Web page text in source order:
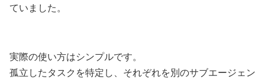
ていました。
実際の使い方はシンプルです。
孤立したタスクを特定し、それぞれを別のサブエージェン